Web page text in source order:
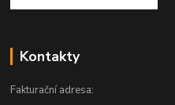
Kontakty
Fakturační adresa: